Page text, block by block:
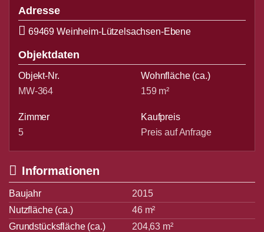
Adresse
69469 Weinheim-Lützelsachsen-Ebene
Objektdaten
Objekt-Nr.
MW-364
Wohnfläche(ca.)
159 m²
Zimmer
5
Kaufpreis
Preis auf Anfrage
Informationen
Baujahr
2015
Nutzfläche (ca.)
46 m²
Grundstücksfläche (ca.)
204,63 m²